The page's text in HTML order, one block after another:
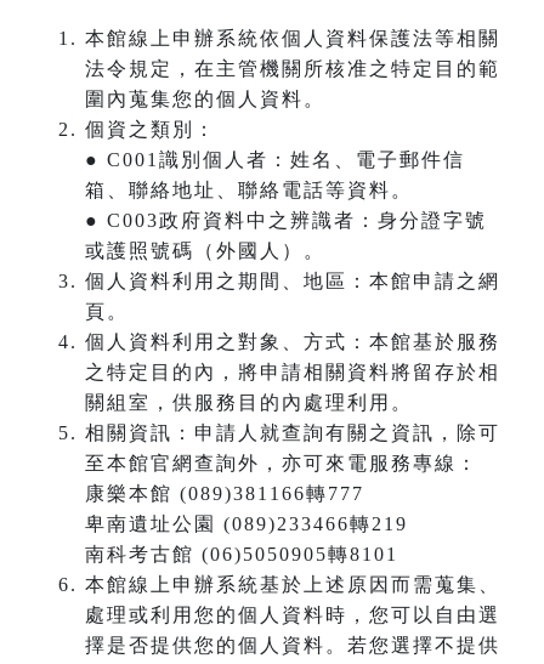
本館線上申辦系統依個人資料保護法等相關
法令規定，在主管機關所核准之特定目的範
圍內蒐集您的個人資料。
個資之類別：
● C001識別個人者：姓名、電子郵件信
箱、聯絡地址、聯絡電話等資料。
● C003政府資料中之辨識者：身分證字號
或護照號碼（外國人）。
個人資料利用之期間、地區：本館申請之網
頁。
個人資料利用之對象、方式：本館基於服務
之特定目的內，將申請相關資料將留存於相
關組室，供服務目的內處理利用。
相關資訊：申請人就查詢有關之資訊，除可
至本館官網查詢外，亦可來電服務專線：
康樂本館 (089)381166轉777
卑南遺址公園 (089)233466轉219
南科考古館 (06)5050905轉8101
本館線上申辦系統基於上述原因而需蒐集、
處理或利用您的個人資料時，您可以自由選
擇是否提供您的個人資料。若您選擇不提供